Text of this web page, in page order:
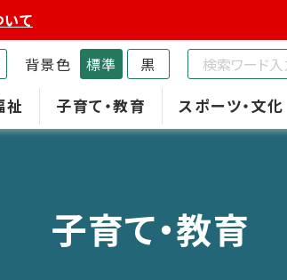
て
祉 子育て・教育 スポーツ・文化
背景色 標準 黒
子育て・教育